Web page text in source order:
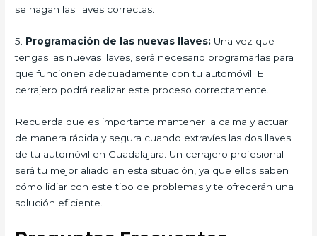
se hagan las llaves correctas.
5. Programación de las nuevas llaves: Una vez que
tengas las nuevas llaves, será necesario programarlas para
que funcionen adecuadamente con tu automóvil. El
cerrajero podrá realizar este proceso correctamente.
Recuerda que es importante mantener la calma y actuar
de manera rápida y segura cuando extravíes las dos llaves
de tu automóvil en Guadalajara. Un cerrajero profesional
será tu mejor aliado en esta situación, ya que ellos saben
cómo lidiar con este tipo de problemas y te ofrecerán una
solución eficiente.